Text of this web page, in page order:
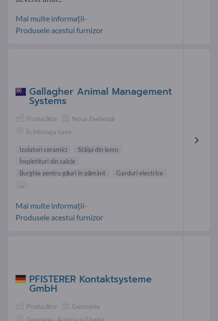
Mai multe informații-
Produsele acestui furnizor
Gallagher Animal Management
Systems
Producător
Noua Zeelandă
În întreaga lume
Izolatori ceramici
Stâlpi din lemn
Împletituri din salcie
Burghie pentru găuri în pământ
Garduri electrice
...
Mai multe informații-
Produsele acestui furnizor
PFISTERER Kontaktsysteme
GmbH
Producător
Germania
Germania, Austria și Elveția